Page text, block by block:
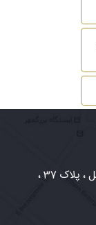
شهر مشهد، بلوار سجاد ، خیابان خیام جنوبی ۱۰ [بهزاد] ، خیابان گلایل ، پلاک 37 ،